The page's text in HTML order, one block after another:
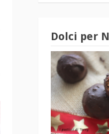
Dolci per